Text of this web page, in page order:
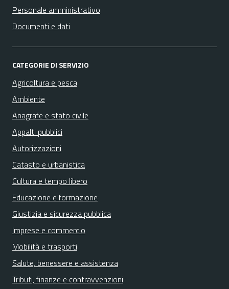
Personale amministrativo
Documenti e dati
CATEGORIE DI SERVIZIO
Agricoltura e pesca
Ambiente
Anagrafe e stato civile
Appalti pubblici
Autorizzazioni
Catasto e urbanistica
Cultura e tempo libero
Educazione e formazione
Giustizia e sicurezza pubblica
Imprese e commercio
Mobilità e trasporti
Salute, benessere e assistenza
Tributi, finanze e contravvenzioni